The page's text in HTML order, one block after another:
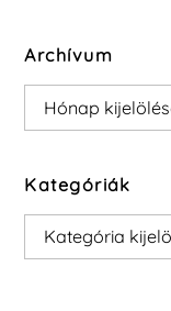
Archívum
Archívum
Kategóriák
Kategóriák